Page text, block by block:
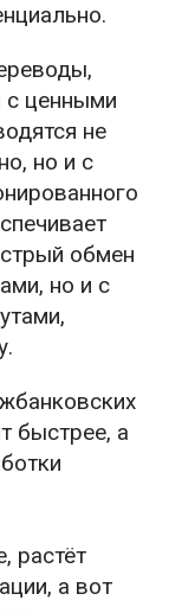
с ценными
не
но и с
обмен
но и с
быстрее, а
растёт
а вот